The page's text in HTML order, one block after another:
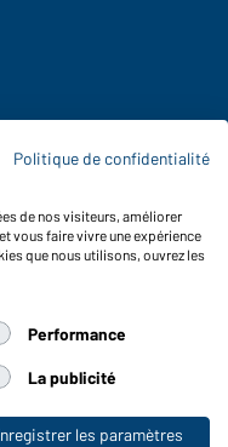
protection act
Politique de confidentialité
de nos visiteurs, améliorer
vous faire vivre une expérience
que nous utilisons, ouvrez les
Performance
La publicité
les paramètres